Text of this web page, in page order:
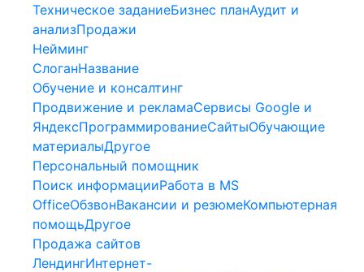
Техническое заданиеБизнес планАудит и
анализПродажи
Нейминг
СлоганНазвание
Обучение и консалтинг
Продвижение и рекламаСервисы Google и
ЯндексПрограммированиеСайтыОбучающие
материалыДругое
Персональный помощник
Поиск информацииРабота в MS
OfficeОбзвонВакансии и резюмеКомпьютерная
помощьДругое
Продажа сайтов
ЛендингИнтернет-